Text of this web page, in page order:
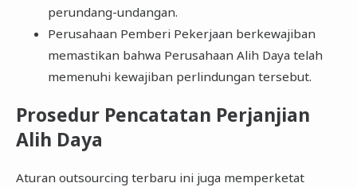
perundang-undangan.
Perusahaan Pemberi Pekerjaan berkewajiban
memastikan bahwa Perusahaan Alih Daya telah
memenuhi kewajiban perlindungan tersebut.
Prosedur Pencatatan Perjanjian
Alih Daya
Aturan outsourcing terbaru ini juga memperketat